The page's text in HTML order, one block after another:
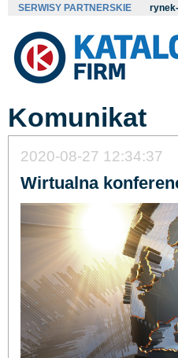
SERWISY PARTNERSKIE
Komunikat
2020-08-27 12:34:37
Wirtualna